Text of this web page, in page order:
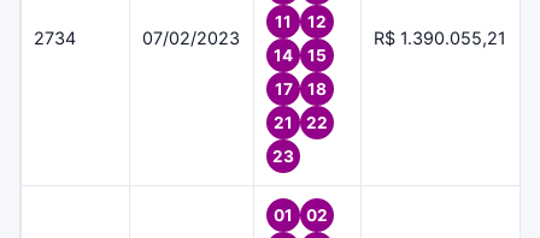
2734 07/02/2023
11
12
14
15
17
18
21
22
23
R$ 1.390.055,21
01
02